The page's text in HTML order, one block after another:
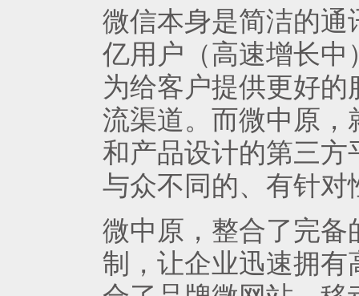
微信本身是简洁的通
亿用户（高速增长
为给客户提供更好
流渠道。而微中原
和产品设计的第三
与众不同的、有针
微中原，整合了完
制，让企业迅速拥